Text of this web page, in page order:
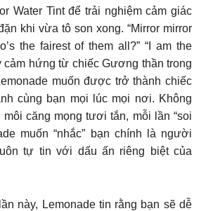
Water Tint để trải nghiệm cảm giác
khi vừa tô son xong. “Mirror mirror
the fairest of them all?” “I am the
cảm hứng từ chiếc Gương thần trong
muốn được trở thành chiếc
cùng bạn mọi lúc mọi nơi. Không
căng mọng tươi tắn, mỗi lần “soi
muốn “nhắc” bạn chính là người
tự tin với dấu ấn riêng biệt của
này, Lemonade tin rằng bạn sẽ dễ